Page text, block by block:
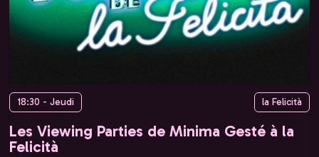
18:30 - Jeudi la Felicità
Les Viewing Parties de Minima Gesté à la
Felicità